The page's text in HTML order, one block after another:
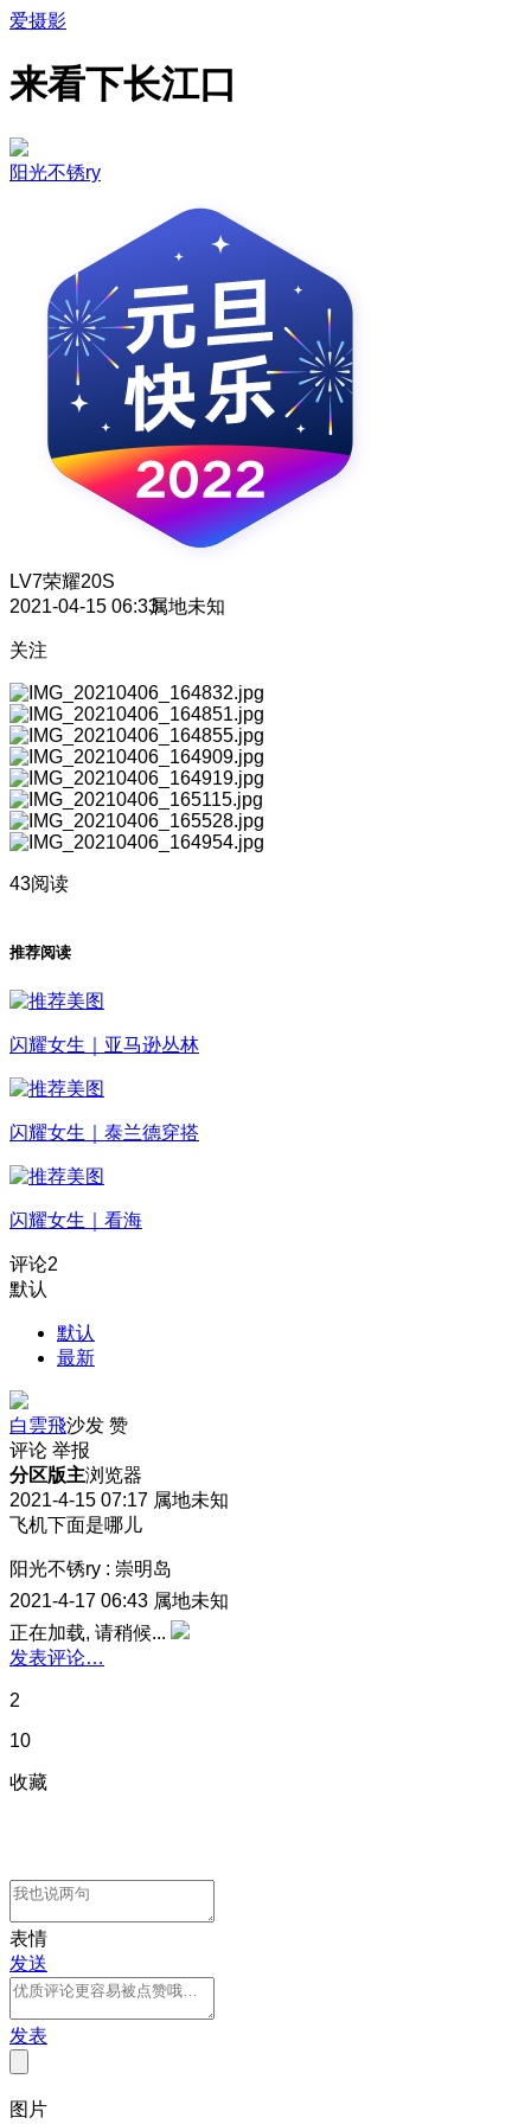
爱摄影
来看下长江口
阳光不锈ry
LV7荣耀20S
2021-04-15 06:33属地未知
关注
43阅读
推荐阅读
闪耀女生｜亚马逊丛林
闪耀女生｜泰兰德穿搭
闪耀女生｜看海
评论2
默认
默认
最新
白雲飛沙发 赞
评论 举报
分区版主浏览器
2021-4-15 07:17 属地未知
飞机下面是哪儿
阳光不锈ry : 崇明岛
2021-4-17 06:43 属地未知
正在加载, 请稍候...
发表评论…
2
10
收藏
表情
发送
发表
图片